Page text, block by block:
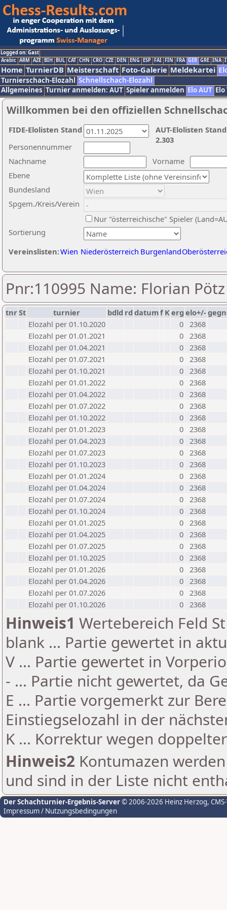
Logged on: Gast
Arabic ARM AZE BIH BUL CAT CHN CRO CZE DEN ENG ESP FAI FIN FRA GER GRE INA
Home TurnierDB Meisterschaft Foto-Galerie Meldekartei
Turnierschach-Elozahl Schnellschach-Elozahl
Allgemeines Turnier anmelden: AUT Spieler anmelden Elo AUT
Willkommen bei den offiziellen
Nachname
Vorname
Ebene
Sortierung
Personennummer
Bundesland
Spgem./Kreis/Verein
Nur "österreichische" Spieler
Vereinslisten:Wien Niederösterreich Burgenland
AUT-Elolisten
2.303
FIDE-Elolisten Stand
Pnr:110995 Name: Florian Pötz
tnrSt turnier bdld rd datumf Kerg elo+/-
Elozahl per 01.10.2020
0 2368
Elozahl per 01.01.2021
0 2368
Elozahl per 01.04.2021
0 2368
Elozahl per 01.07.2021
0 2368
Elozahl per 01.10.2021
0 2368
Elozahl per 01.01.2022
0 2368
Elozahl per 01.04.2022
0 2368
Elozahl per 01.07.2022
0 2368
Elozahl per 01.10.2022
0 2368
Elozahl per 01.01.2023
0 2368
Elozahl per 01.04.2023
0 2368
Elozahl per 01.07.2023
0 2368
Elozahl per 01.10.2023
0 2368
Elozahl per 01.01.2024
0 2368
Elozahl per 01.04.2024
0 2368
Elozahl per 01.07.2024
0 2368
Elozahl per 01.10.2024
0 2368
Elozahl per 01.01.2025
0 2368
Elozahl per 01.04.2025
0 2368
Elozahl per 01.07.2025
0 2368
Elozahl per 01.10.2025
0 2368
Elozahl per 01.01.2026
0 2368
Elozahl per 01.04.2026
0 2368
Elozahl per 01.07.2026
0 2368
Elozahl per 01.10.2026
0 2368
Hinweis1 Wertebereich Feld
blank ... Partie gewertet in
V ... Partie gewertet in
- ... Partie nicht gewertet, da
E ... Partie vorgemerkt zur
Einstiegselozahl in der
K ... Korrektur wegen
Hinweis2 Kontumazen
und sind in der Liste nicht
Der Schachturnier-Ergebnis-Server© 2006-2026 Heinz Herzog,
Impressum / Nutzungsbedingungen